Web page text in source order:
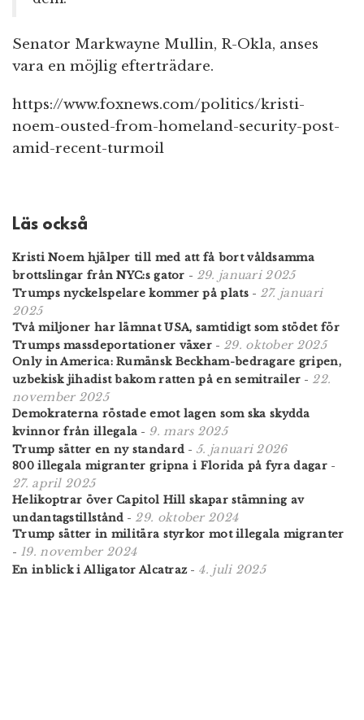
Senator Markwayne Mullin, R-Okla, anses
vara en möjlig efterträdare.
https://www.foxnews.com/politics/kristi-
noem-ousted-from-homeland-security-post-
amid-recent-turmoil
Läs också
Kristi Noem hjälper till med att få bort våldsamma
brottslingar från NYC:s gator - 29. januari 2025
Trumps nyckelspelare kommer på plats- 27. januari
2025
Två miljoner har lämnat USA, samtidigt som stödet för
Trumps massdeportationer växer - 29. oktober 2025
Only in America: Rumänsk Beckham-bedragare gripen,
uzbekisk jihadist bakom ratten på en semitrailer - 22.
november 2025
Demokraterna röstade emot lagen som ska skydda
kvinnor från illegala - 9. mars 2025
Trump sätter en ny standard -5. januari 2026
800 illegala migranter gripna i Florida på fyra dagar-
27. april 2025
Helikoptrar över Capitol Hill skapar stämning av
undantagstillstånd - 29. oktober 2024
Trump sätter in militära styrkor mot illegala migranter
- 19. november 2024
En inblick i Alligator Alcatraz- 4. juli 2025